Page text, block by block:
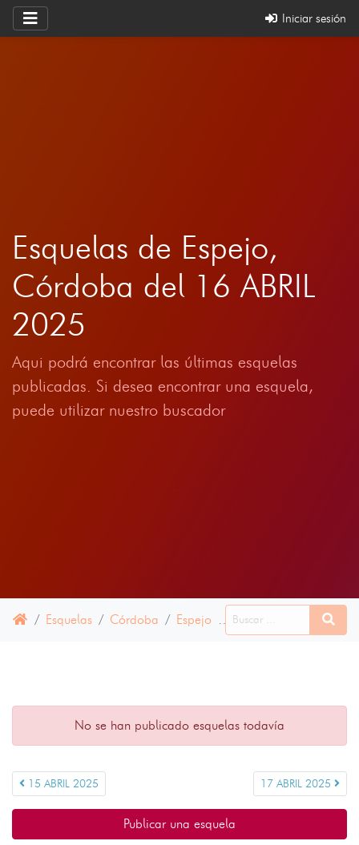
Iniciar sesión
Esquelas de Espejo,
Córdoba del 16 ABRIL
2025
Aqui podrá encontrar las últimas esquelas
publicadas. Si desea encontrar una esquela,
puede utilizar nuestro buscador
Esquelas Córdoba Espejo 16 ABRIL 2025
No se han publicado esquelas todavía
15 ABRIL 2025 17 ABRIL 2025
Publicar una esquela